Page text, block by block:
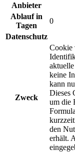
Anbieter
Ablauf in
Tagen
0
Datenschutz
Zweck
Cookie
keine
kann
Dieses
um die
den
erhält.